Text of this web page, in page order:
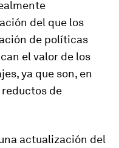
del que los
de políticas
el valor de los
ya que son, en
de
actualización del